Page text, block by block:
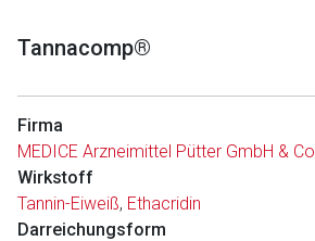
Tannacomp®
Firma
MEDICE Arzneimittel Pütter GmbH &
Wirkstoff
Tannin-Eiweiß, Ethacridin
Darreichungsform